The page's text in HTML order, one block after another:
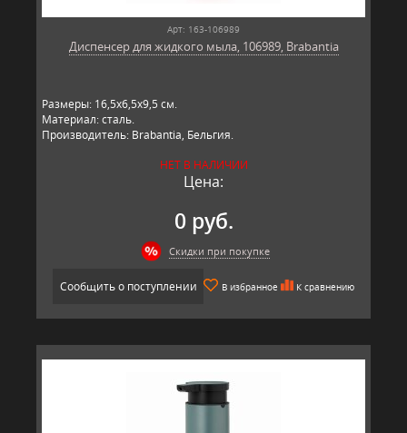
Арт: 163-106989
Диспенсер для жидкого мыла, 106989, Brabantia
Размеры: 16,5х6,5х9,5 см.
Материал: сталь.
Производитель: Brabantia, Бельгия.
НЕТ В НАЛИЧИИ
Цена:
0 руб.
Скидки при покупке
Сообщить о поступлении В избранное К сравнению